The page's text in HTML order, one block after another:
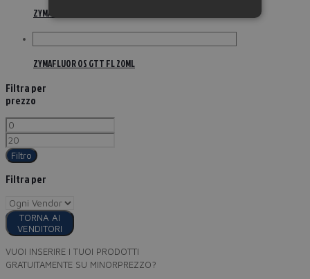
ZYMAFLUOR 200CPR 0,25MG
ZYMAFLUOR OS GTT FL 20ML
Filtra per
prezzo
Filtro
Filtra per
TORNA AI
VENDITORI
VUOI INSERIRE I TUOI PRODOTTI
GRATUITAMENTE SU MINORPREZZO?